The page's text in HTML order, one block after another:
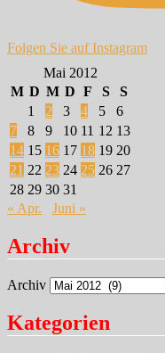
Folgen Sie auf Instagram
Mai 2012
M D M D F S
S
1
2 3 4 5
6
7
8 9 10 11 12 13
14 15 16 17 18 19 20
21 22 23 24 25 26 27
28 29 30 31
« Apr.
Juni »
Archiv
Archiv
Kategorien